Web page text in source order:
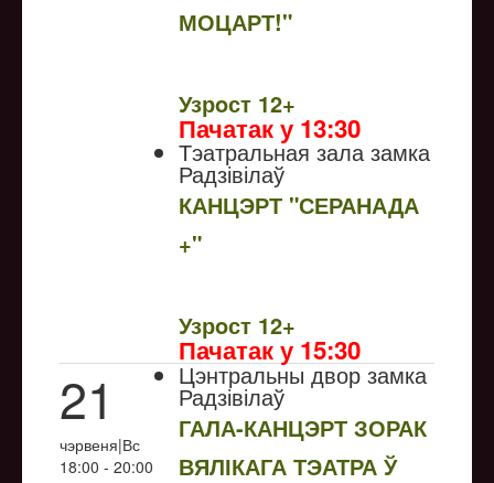
МОЦАРТ!"
Узрoст 12+
Пачатак у 13:30
Тэатральная зала замка
Радзівілаў
КАНЦЭРТ "СЕРАНАДА
+"
Узрoст 12+
Пачатак у 15:30
21
чэрвеня|Вс
18:00 - 20:00
Цэнтральны двор замка
Радзівілаў
ГАЛА-КАНЦЭРТ ЗОРАК
ВЯЛІКАГА ТЭАТРА Ў